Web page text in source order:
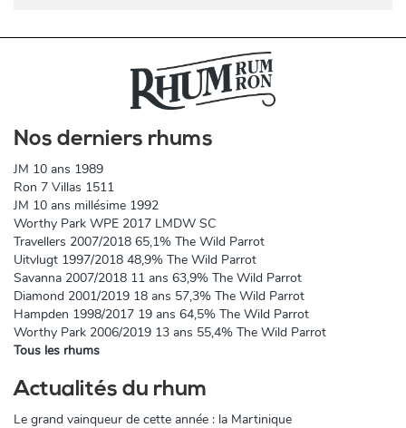
Nos derniers rhums
JM 10 ans 1989
Ron 7 Villas 1511
JM 10 ans millésime 1992
Worthy Park WPE 2017 LMDW SC
Travellers 2007/2018 65,1% The Wild Parrot
Uitvlugt 1997/2018 48,9% The Wild Parrot
Savanna 2007/2018 11 ans 63,9% The Wild Parrot
Diamond 2001/2019 18 ans 57,3% The Wild Parrot
Hampden 1998/2017 19 ans 64,5% The Wild Parrot
Worthy Park 2006/2019 13 ans 55,4% The Wild Parrot
Tous les rhums
Actualités du rhum
Le grand vainqueur de cette année : la Martinique